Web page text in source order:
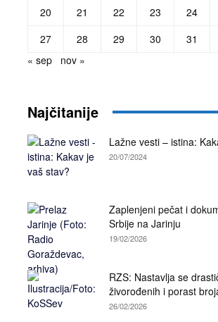
20
21 22 23 24
27
28 29 30
31
« sep
nov »
Najčitanije
Lažne vesti – istina:
20/07/2024
Zaplenjeni pečat i
Srbije na Jarinju
19/02/2026
RZS: Nastavlja se
živorođenih i porast
26/02/2026